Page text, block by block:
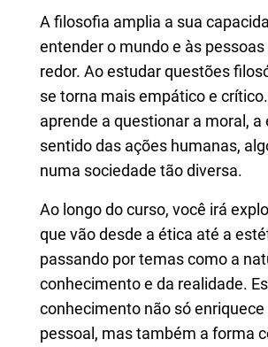
A filosofia amplia a sua
entender o mundo e às pessoas
redor. Ao estudar questões
se torna mais empático e
aprende a questionar a moral, a
sentido das ações humanas,
numa sociedade tão diversa.
Ao longo do curso, você irá
que vão desde a ética até a
passando por temas como a
conhecimento e da realidade.
conhecimento não só enriquece
pessoal, mas também a forma